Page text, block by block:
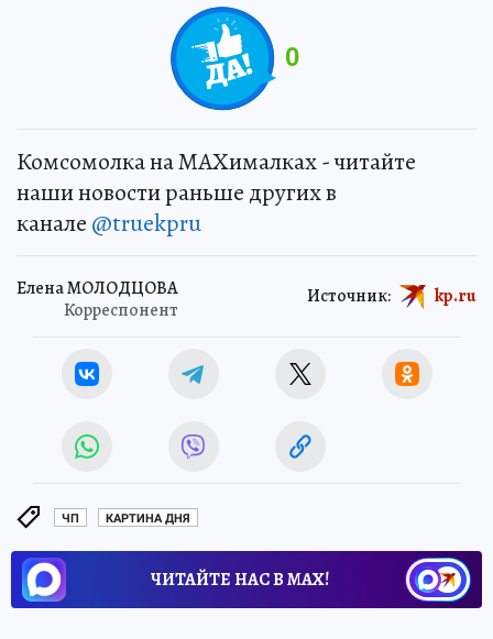
0
Комсомолка на MAXималках - читайте
наши новости раньше других в
канале @truekpru
Елена МОЛОДЦОВА
Корреспонент
Источник: kp.ru
ЧП КАРТИНА ДНЯ
ЧИТАЙТЕ НАС В МАХ!